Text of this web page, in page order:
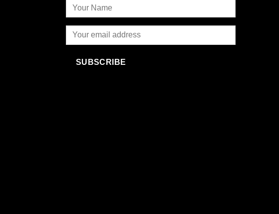
SUBSCRIBE